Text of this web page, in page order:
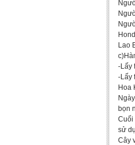
Lao
-Lấy
-Lấy
Hoa
bọn
Cuối
sử
Cây